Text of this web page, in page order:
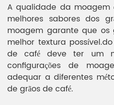
A qualidade da
melhores sabores dos
moagem garante que os
melhor textura possível.
de café deve ter um
configurações de
adequar a diferentes
de grãos de café.